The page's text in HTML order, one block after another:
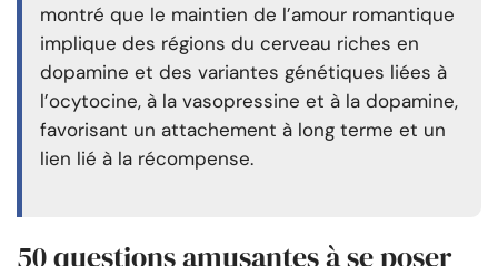
montré que le maintien de l’amour romantique
implique des régions du cerveau riches en
dopamine et des variantes génétiques liées à
l’ocytocine, à la vasopressine et à la dopamine,
favorisant un attachement à long terme et un
lien lié à la récompense.
50 questions amusantes à se poser